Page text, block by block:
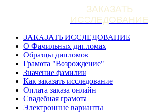
ЗАКАЗАТЬ
ИССЛЕДОВАНИЕ
ЗАКАЗАТЬ ИССЛЕДОВАНИЕ
О Фамильных дипломах
Образцы дипломов
Грамота "Возрождение"
Значение фамилии
Как заказать исследование
Оплата заказа онлайн
Свадебная грамота
Электронные варианты